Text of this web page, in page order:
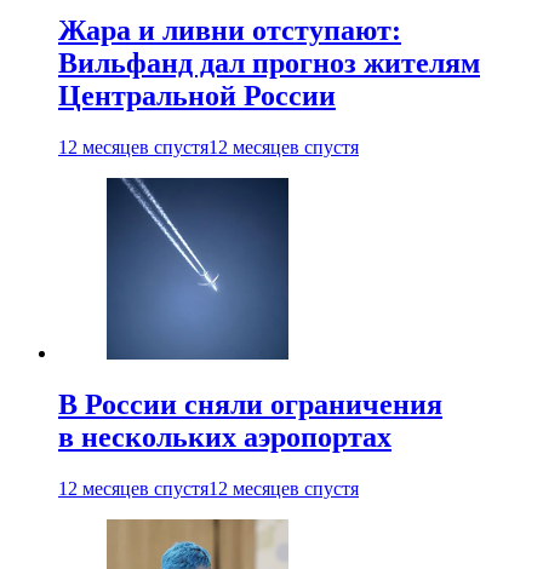
Жара и ливни отступают:
Вильфанд дал прогноз жителям
Центральной России
12 месяцев спустя12 месяцев спустя
В России сняли ограничения
в нескольких аэропортах
12 месяцев спустя12 месяцев спустя